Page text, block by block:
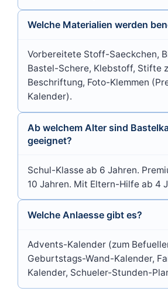
Welche Materialien werden
Vorbereitete Stoff-Saeckchen,
Bastel-Schere, Klebstoff, Stifte
Beschriftung, Foto-Klemmen
Kalender).
Ab welchem Alter sind
geeignet?
Schul-Klasse ab 6 Jahren.
10 Jahren. Mit Eltern-Hilfe ab 4
Welche Anlaesse gibt es?
Advents-Kalender (zum
Geburtstags-Wand-Kalender,
Kalender, Schueler-Stunden-